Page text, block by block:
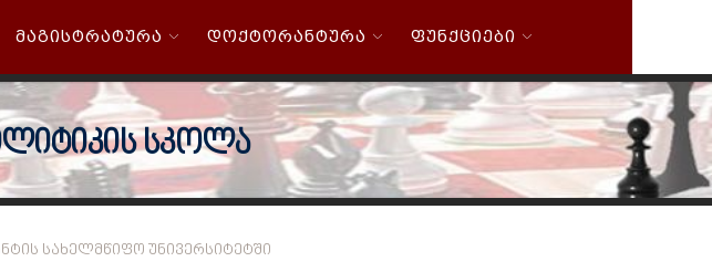
ᲛᲐᲒᲘᲡᲢᲠᲐᲢᲣᲠᲐ ᲓᲝᲥᲢᲝᲠᲐᲜᲢᲣᲠᲐ ᲤᲣᲜᲥᲪᲘᲔᲑᲘ
სკოლა
ᲡᲐᲮᲔᲚᲛᲬᲘᲤᲝ ᲣᲜᲘᲕᲔᲠᲡᲘᲢᲔᲢᲨᲘ